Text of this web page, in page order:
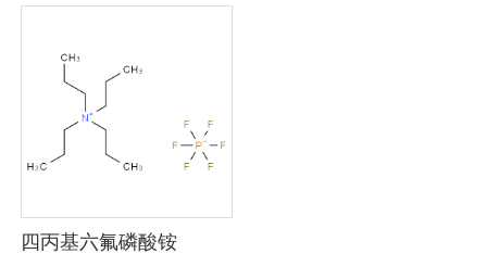
四丙基六氟磷酸铵